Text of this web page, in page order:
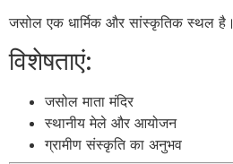
जसोल एक धार्मिक और सांस्कृतिक स्थल है।
विशेषताएं:
जसोल माता मंदिर
स्थानीय मेले और आयोजन
ग्रामीण संस्कृति का अनुभव